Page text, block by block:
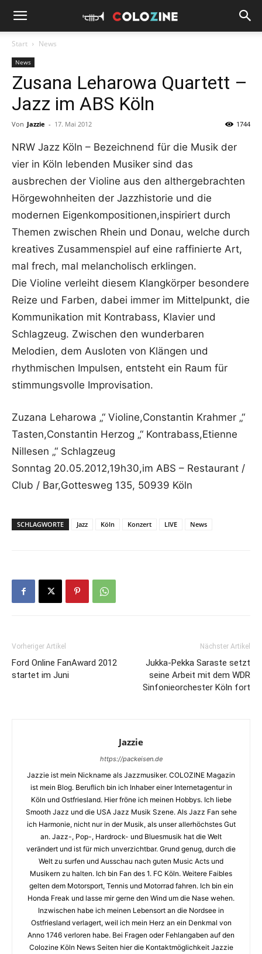
Start News
News
Zusana Leharowa Quartett –
Jazz im ABS Köln
Von Jazzie - 17. Mai 2012 1744
NRW Jazz Köln – Bezeichnend für die Musik der
vier in Köln lebenden Musiker sind das
ausbrechen der Violine aus den althergebrachten
Hörgewohnheiten der Jazzhistorie und die
modernen Eigenkompositionen,inspiriert durch
Themen zwischen Rhein und Donau, welche durch
kreatives Zusammenspiel auf eine raffinierte Art,
mal frech, mal melancholisch erklingen.
Die Violine verleiht diesem Klangkörper besondere
Reize und Farben, dabei immer im Mittelpunkt, die
Kommunikation mit Kontrabass, Klavier und
Schlagzeug. Zwischen den wunderbaren
Melodien, dem Ausloten von Klängen und
rhythmischen Impulsen, entsteht ein Raum für
stimmungsvolle Improvisation.
Zuzana Leharowa „“ Violine,Constantin Krahmer „“
Tasten,Constantin Herzog „“ Kontrabass,Etienne
Nillesen „“ Schlagzeug
Sonntag 20.05.2012,19h30,im ABS – Restaurant /
Club / Bar,Gottesweg 135, 50939 Köln
SCHLAGWORTE Jazz Köln Konzert LIVE News
Vorheriger Artikel
Ford Online FanAward 2012
startet im Juni
Nächster Artikel
Jukka-Pekka Saraste setzt
seine Arbeit mit dem WDR
Sinfonieorchester Köln fort
Jazzie
https://packeisen.de
Jazzie ist mein Nickname als Jazzmusiker. COLOZINE Magazin
ist mein Blog. Beruflich bin ich Inhaber einer Internetagentur in
Köln und Ostfriesland. Hier fröne ich meinen Hobbys. Ich liebe
Smooth Jazz und die USA Jazz Musik Szene. Als Jazz Fan sehe
ich Harmonie, nicht nur in der Musik, als unser allerhöchstes Gut
an. Jazz-, Pop-, Hardrock- und Bluesmusik hat die Welt
verändert und ist für mich unverzichtbar. Grund genug, durch die
Welt zu surfen und Ausschau nach guten Music Acts und
Musikern zu halten. Ich bin Fan des 1. FC Köln. Weitere Faibles
gelten dem Motorsport, Tennis und Motorrad fahren. Ich bin ein
Honda Freak und lasse mir gerne den Wind um die Nase wehen.
Inzwischen habe ich meinen Lebensort an die Nordsee in
Ostfriesland verlagert, weil ich mein Herz an ein Denkmal von
Anno 1746 verloren habe. Bei Fragen oder Fehlangaben auf den
Colozine Köln News Seiten hier die Kontaktmöglichkeit Jazzie